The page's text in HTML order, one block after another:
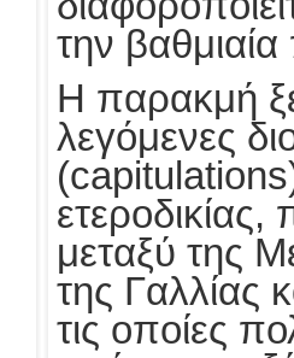
την
Η παρακμή
λεγόμενες
μεταξύ της
της Γαλλίας
τις οποίες